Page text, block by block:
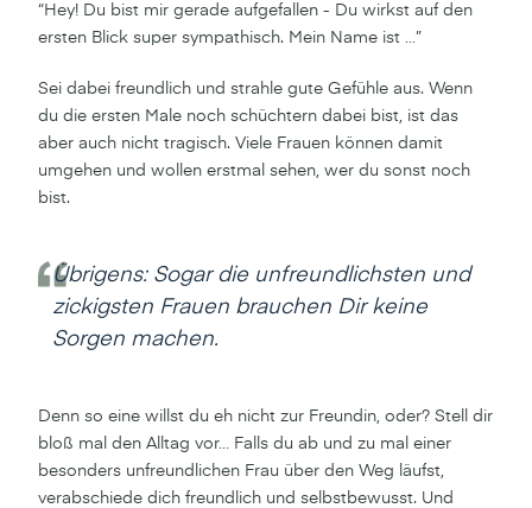
“Hey! Du bist mir gerade aufgefallen - Du wirkst auf den
ersten Blick super sympathisch. Mein Name ist …”
Sei dabei freundlich und strahle gute Gefühle aus. Wenn
du die ersten Male noch schüchtern dabei bist, ist das
aber auch nicht tragisch. Viele Frauen können damit
umgehen und wollen erstmal sehen, wer du sonst noch
bist.
Übrigens: Sogar die unfreundlichsten und
zickigsten Frauen brauchen Dir keine
Sorgen machen.
Denn so eine willst du eh nicht zur Freundin, oder? Stell dir
bloß mal den Alltag vor… Falls du ab und zu mal einer
besonders unfreundlichen Frau über den Weg läufst,
verabschiede dich freundlich und selbstbewusst. Und